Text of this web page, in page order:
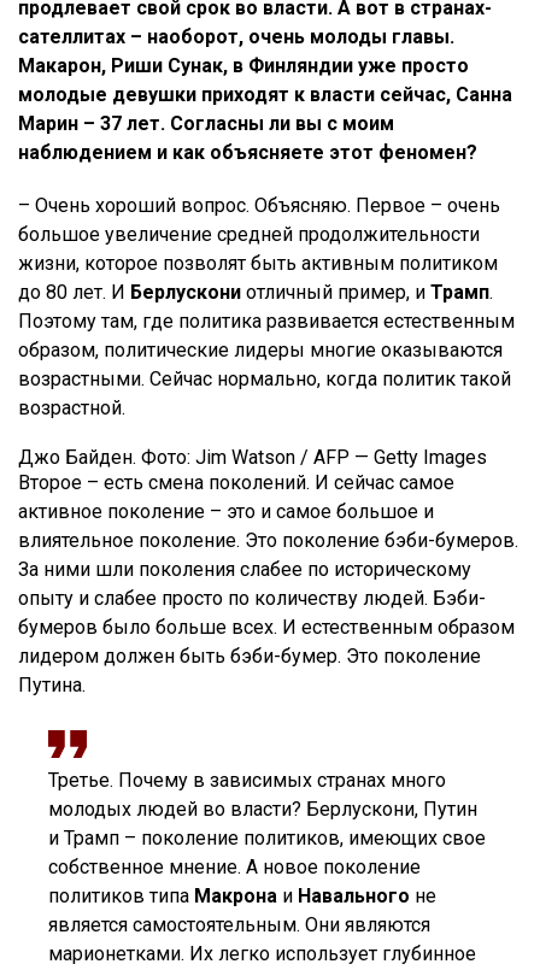
продлевает свой срок во власти. А вот в странах-
сателлитах – наоборот, очень молоды главы.
Макарон, Риши Сунак, в Финляндии уже просто
молодые девушки приходят к власти сейчас, Санна
Марин – 37 лет. Согласны ли вы с моим
наблюдением и как объясняете этот феномен?
– Очень хороший вопрос. Объясняю. Первое – очень
большое увеличение средней продолжительности
жизни, которое позволят быть активным политиком
до 80 лет. И Берлускони отличный пример, и Трамп.
Поэтому там, где политика развивается естественным
образом, политические лидеры многие оказываются
возрастными. Сейчас нормально, когда политик такой
возрастной.
Джо Байден. Фото: Jim Watson / AFP — Getty Images
Второе – есть смена поколений. И сейчас самое
активное поколение – это и самое большое и
влиятельное поколение. Это поколение бэби-бумеров.
За ними шли поколения слабее по историческому
опыту и слабее просто по количеству людей. Бэби-
бумеров было больше всех. И естественным образом
лидером должен быть бэби-бумер. Это поколение
Путина.
Третье. Почему в зависимых странах много
молодых людей во власти? Берлускони, Путин
и Трамп – поколение политиков, имеющих свое
собственное мнение. А новое поколение
политиков типа Макрона и Навального не
является самостоятельным. Они являются
марионетками. Их легко использует глубинное